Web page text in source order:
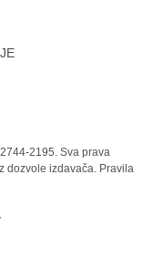
2195. Sva prava
dozvole izdavača. Pravila